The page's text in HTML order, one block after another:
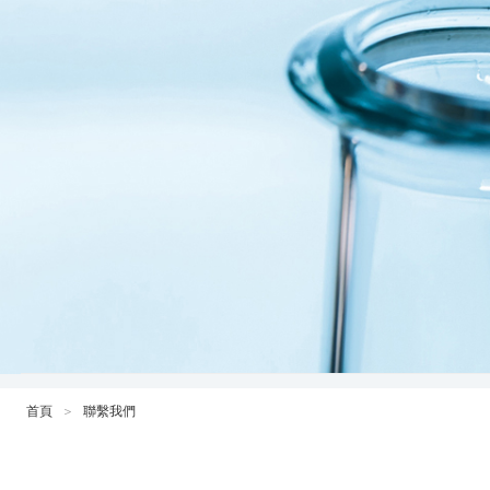
首頁 ＞ 聯繫我們